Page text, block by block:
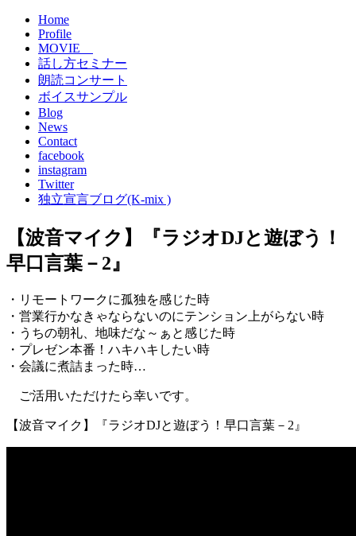
Home
Profile
MOVIE
話し方セミナー
朗読コンサート
ボイスサンプル
Blog
News
Contact
facebook
instagram
Twitter
独立宣言ブログ(K-mix )
【波音マイク】『ラジオDJと遊ぼう！
早口言葉－2』
・リモートワークに孤独を感じた時
・営業行かなきゃならないのにテンション上がらない時
・うちの朝礼、地味だな～ぁと感じた時
・プレゼン本番！ハキハキしたい時
・会議に煮詰まった時…
ご活用いただけたら幸いです。
【波音マイク】『ラジオDJと遊ぼう！早口言葉－2』